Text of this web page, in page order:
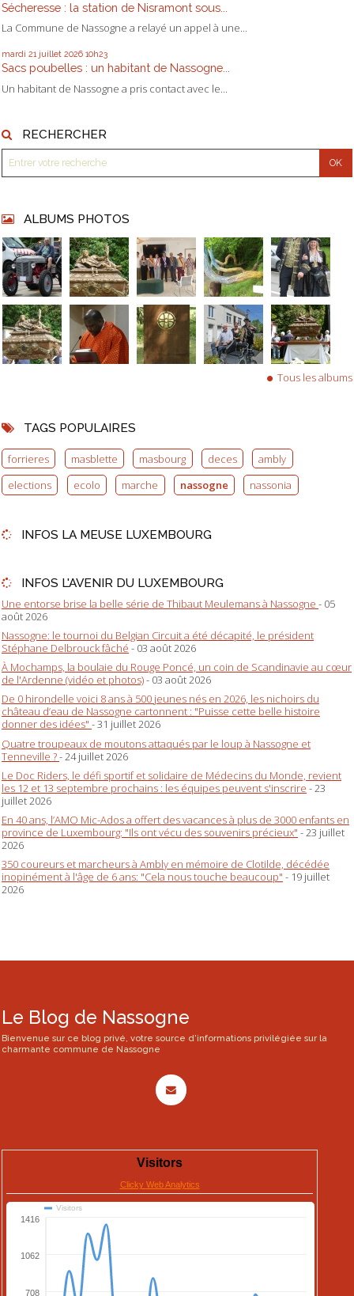
Sécheresse : la station de Nisramont sous...
La Commune de Nassogne a relayé un appel à une...
mardi 21 juillet 2026 10h23
Sacs poubelles : un habitant de Nassogne...
Un habitant de Nassogne a pris contact avec le...
RECHERCHER
ALBUMS PHOTOS
Tous les albums
TAGS POPULAIRES
forrieres masblette masbourg deces
ambly
elections
ecolo marche nassogne nassonia
INFOS LA MEUSE LUXEMBOURG
INFOS L'AVENIR DU LUXEMBOURG
Une entorse brise la belle série de Thibaut Meulemans à Nassogne - 05
août 2026
Nassogne: le tournoi du Belgian Circuit a été décapité, le président
Stéphane Delbrouck fâché - 03 août 2026
À Mochamps, la boulaie du Rouge Poncé, un coin de Scandinavie au cœur
de l'Ardenne (vidéo et photos)- 03 août 2026
De 0 hirondelle voici 8 ans à 500 jeunes nés en 2026, les nichoirs du
château d’eau de Nassogne cartonnent : "Puisse cette belle histoire
donner des idées" - 31 juillet 2026
Quatre troupeaux de moutons attaqués par le loup à Nassogne et
Tenneville ?- 24 juillet 2026
Le Doc Riders, le défi sportif et solidaire de Médecins du Monde, revient
les 12 et 13 septembre prochains : les équipes peuvent s'inscrire - 23
juillet 2026
En 40 ans, l’AMO Mic-Ados a offert des vacances à plus de 3000 enfants en
province de Luxembourg: "Ils ont vécu des souvenirs précieux" - 23 juillet
2026
350 coureurs et marcheurs à Ambly en mémoire de Clotilde, décédée
inopinément à l'âge de 6 ans: "Cela nous touche beaucoup" - 19 juillet
2026
Le Blog de Nassogne
Bienvenue sur ce blog privé, votre source d'informations privilégiée sur la
charmante commune de Nassogne